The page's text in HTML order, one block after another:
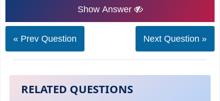
Show Answer
« Prev Question Next Question »
RELATED QUESTIONS